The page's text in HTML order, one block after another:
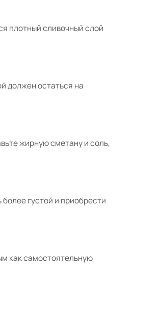
плотный сливочный слой
должен остаться на
жирную сметану и соль,
густой и приобрести
как самостоятельную